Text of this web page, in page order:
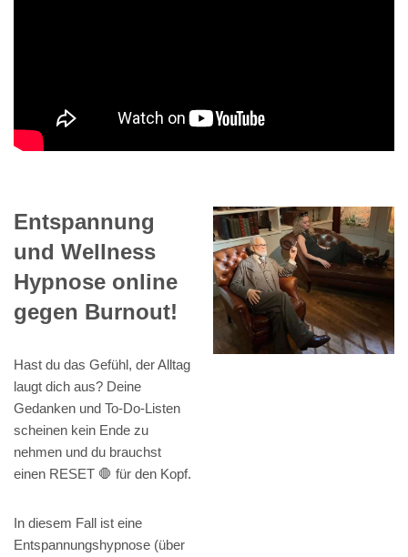
Entspannung
und Wellness
Hypnose online
gegen Burnout!
Hast du das Gefühl, der Alltag
laugt dich aus? Deine
Gedanken und To-Do-Listen
scheinen kein Ende zu
nehmen und du brauchst
einen RESET 🛑 für den Kopf.
In diesem Fall ist eine
Entspannungshypnose (über